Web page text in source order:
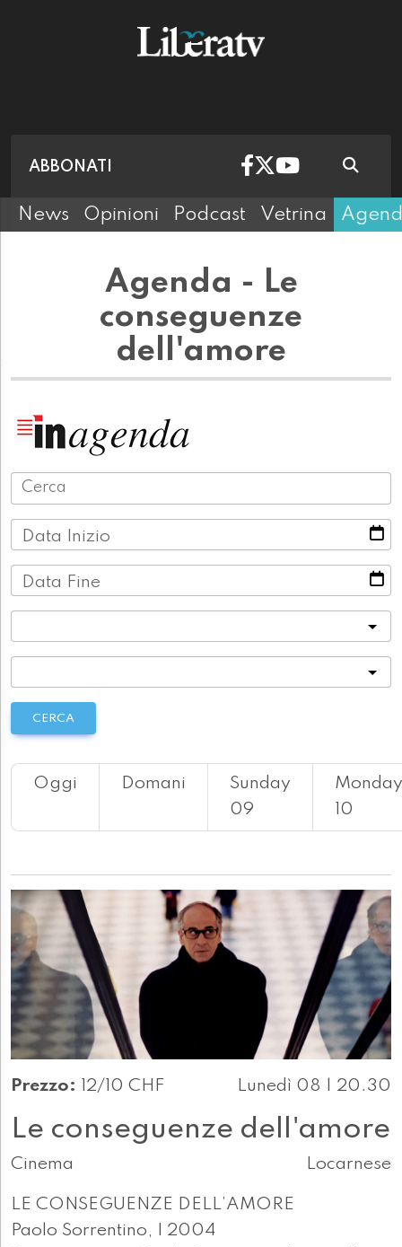
ABBONATI
News Opinioni Podcast Vetrina
Agenda - Le
conseguenze
dell'amore
Data Inizio
Data Fine
CERCA
Oggi Domani
Sunday
09
Monday
10
Prezzo: 12/10 CHF Lunedì 08 | 20.30
Le conseguenze dell'amore
Cinema Locarnese
LE CONSEGUENZE DELL’AMORE
Paolo Sorrentino, I 2004